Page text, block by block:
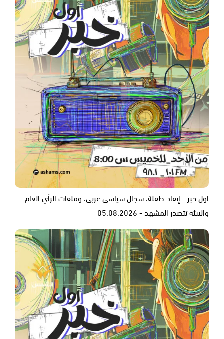
اول خبر - إنقاذ طفلة، سجال سياسي عربي، وملفات الرأي العام
والبيئة تتصدر المشهد - 05.08.2026